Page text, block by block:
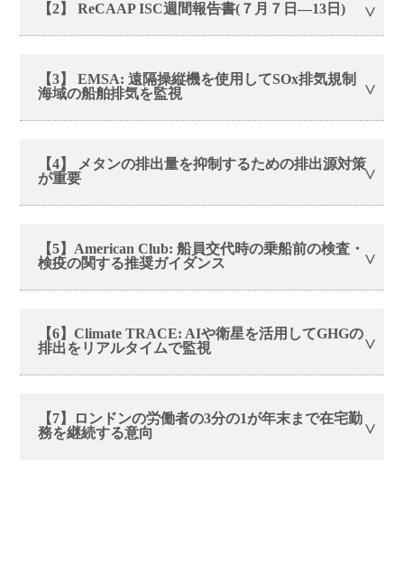
【2】 ReCAAP ISC週間報告書(７月７日―13日)
【3】 EMSA: 遠隔操縦機を使用してSOx排気規制
海域の船舶排気を監視
【4】 メタンの排出量を抑制するための排出源対策
が重要
【5】American Club: 船員交代時の乗船前の検査・
検疫の関する推奨ガイダンス
【6】Climate TRACE: AIや衛星を活用してGHGの
排出をリアルタイムで監視
【7】ロンドンの労働者の3分の1が年末まで在宅勤
務を継続する意向